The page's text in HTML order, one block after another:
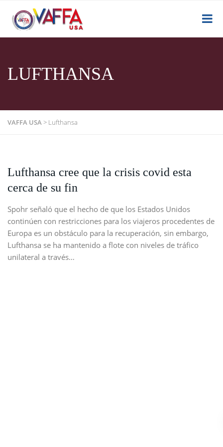
LUFTHANSA
VAFFA USA> Lufthansa
Lufthansa cree que la crisis covid esta
cerca de su fin
Spohr señaló que el hecho de que los Estados Unidos
continúen con restricciones para los viajeros procedentes de
Europa es un obstáculo para la recuperación, sin embargo,
Lufthansa se ha mantenido a flote con niveles de tráfico
unilateral a través…